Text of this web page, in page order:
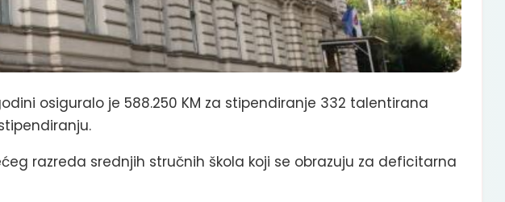
osiguralo je 588.250 KM za stipendiranje 332 talentirana
razreda srednjih stručnih škola koji se obrazuju za deficitarna